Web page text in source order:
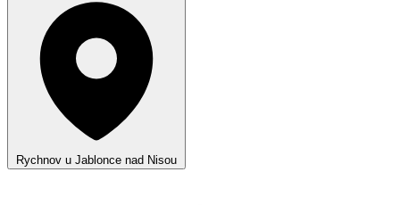
Rychnov u Jablonce nad Nisou